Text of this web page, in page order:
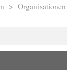
> Organisationen